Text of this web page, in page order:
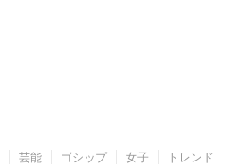
芸能 ゴシップ 女子 トレンド